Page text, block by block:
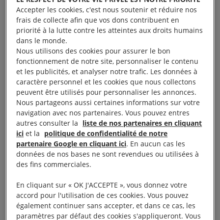
appelle à « transitionner hors » des combustibles
fossiles dans les systèmes énergétiques : c’est la
première fois que les combustibles fossiles sont
mentionnés dans les décisions de la COP. Elle
reconnaît leur rôle en tant que facteurs de la crise
climatique et les dommages qu’ils infligent au climat
et à l’environnement, et donne un signal fort, à
savoir que leur élimination progressive est inévitable
et en cours.
« La COP28 note pour la première fois la nécessité
de s’éloigner des combustibles fossiles, faisant écho
citoyen·ne·s depuis des décennies. Pourtant, le
résultat final comporte des failles qui permettent aux
producteurs de combustibles fossiles et aux États de
Accepter les cookies, c'est nous soutenir et réduire nos
frais de collecte afin que vos dons contribuent en
priorité à la lutte contre les atteintes aux droits humains
dans le monde.
Nous utilisons des cookies pour assurer le bon
fonctionnement de notre site, personnaliser le contenu
et les publicités, et analyser notre trafic. Les données à
caractère personnel et les cookies que nous collectons
peuvent être utilisés pour personnaliser les annonces.
Nous partageons aussi certaines informations sur votre
navigation avec nos partenaires. Vous pouvez entres
autres consulter la liste de nos partenaires en cliquant
ici et la politique de confidentialité de notre
partenaire Google en cliquant ici. En aucun cas les
données de nos bases ne sont revendues ou utilisées à
des fins commerciales.
En cliquant sur « OK J'ACCEPTE », vous donnez votre
accord pour l'utilisation de ces cookies. Vous pouvez
également continuer sans accepter, et dans ce cas, les
paramètres par défaut des cookies s'appliqueront. Vous